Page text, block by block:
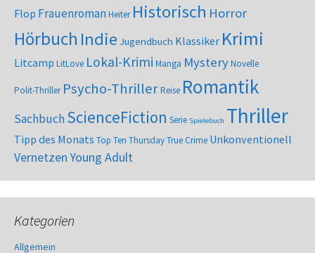
Flop FrauenromanHeiter Historisch Horror
Hörbuch Indie Jugendbuch Klassiker Krimi
Litcamp LitLove Lokal-Krimi Manga MysteryNovelle
Polit-Thriller Psycho-ThrillerReise Romantik
SachbuchScienceFiction Serie Spielebuch Thriller
Tipp des Monats Top Ten ThursdayTrue Crime Unkonventionell
VernetzenYoung Adult
Kategorien
Allgemein